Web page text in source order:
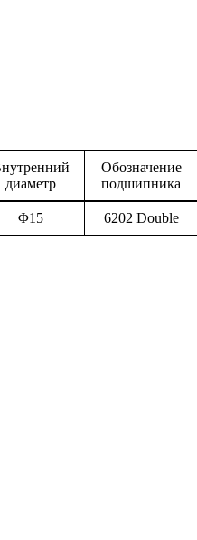
диаметр
Обозначение
подшипника
Φ15 6202 Double